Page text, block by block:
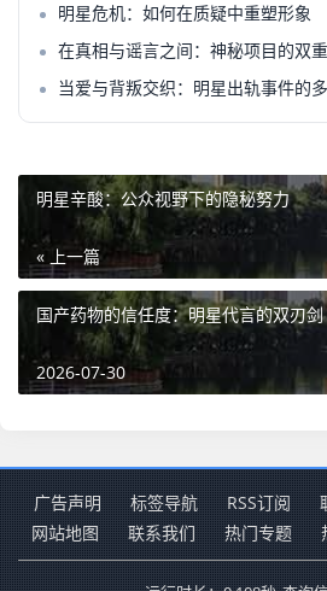
明星危机：如何在质疑中重塑形象
在真相与谣言之间：神秘项目的双
当爱与背叛交织：明星出轨事件的
明星辛酸：公众视野下的隐秘努力
« 上一篇
国产药物的信任度：明星代言的双刃剑
2026-07-30
广告声明 标签导航 RSS订阅
网站地图
联系我们 热门专题